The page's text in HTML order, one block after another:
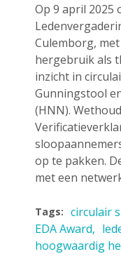
Op 9 april 2025
Culemborg,
hergebruik als
inzicht in
Gunningstool
(HNN).
op te pakken.
met een
Tags: circulair
EDA Award
hoogwaardig